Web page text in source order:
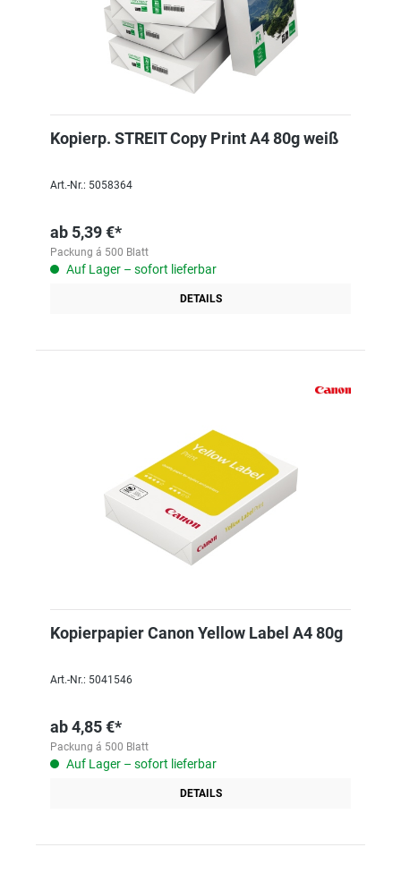
Kopierp. STREIT Copy Print A4 80g weiß
Art.-Nr.: 5058364
ab 5,39 €*
Packung á 500 Blatt
Auf Lager – sofort lieferbar
DETAILS
Kopierpapier Canon Yellow Label A4 80g
Art.-Nr.: 5041546
ab4,85 €*
Packung á 500 Blatt
Auf Lager – sofort lieferbar
DETAILS